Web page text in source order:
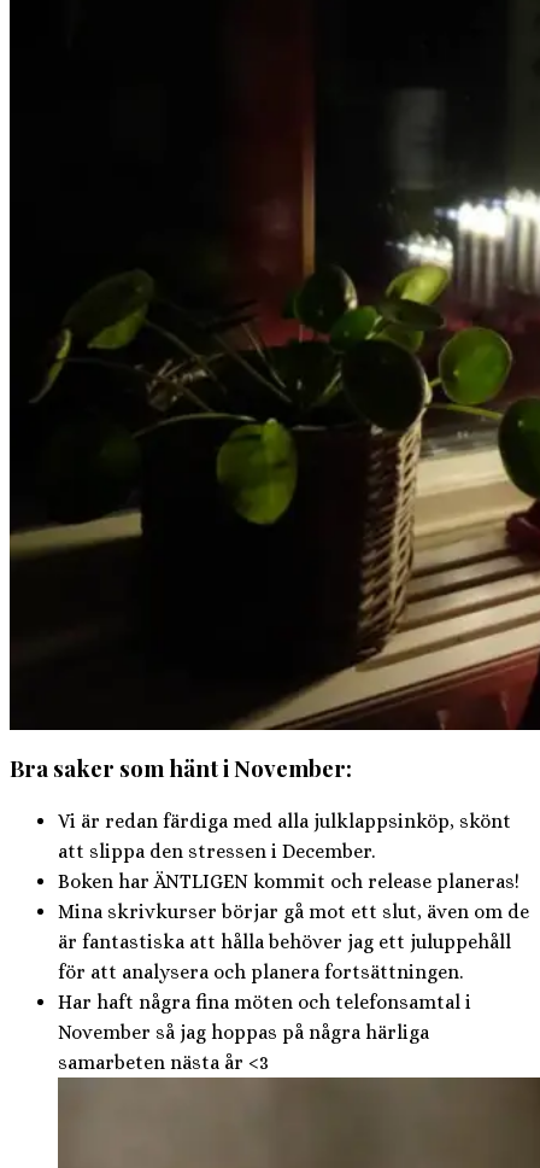
Bra saker som hänt i November:
Vi är redan färdiga med alla julklappsinköp, skönt
att slippa den stressen i December.
Boken har ÄNTLIGEN kommit och release planeras!
Mina skrivkurser börjar gå mot ett slut, även om de
är fantastiska att hålla behöver jag ett juluppehåll
för att analysera och planera fortsättningen.
Har haft några fina möten och telefonsamtal i
November så jag hoppas på några härliga
samarbeten nästa år <3